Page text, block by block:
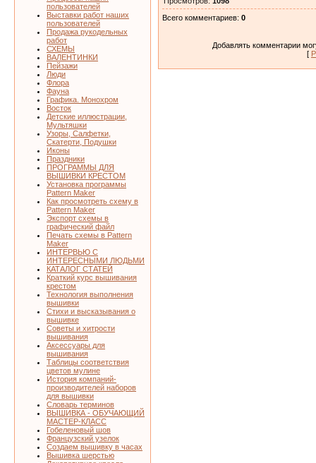
пользователей
Выставки работ наших
пользователей
Продажа рукодельных
работ
СХЕМЫ
ВАЛЕНТИНКИ
Пейзажи
Люди
Флора
Фауна
Графика. Монохром
Восток
Детские иллюстрации,
Мультяшки
Узоры, Салфетки,
Скатерти, Подушки
Иконы
Праздники
ПРОГРАММЫ ДЛЯ
ВЫШИВКИ КРЕСТОМ
Установка программы
Pattern Maker
Как просмотреть схему в
Pattern Maker
Экспорт схемы в
графический файл
Печать схемы в Pattern
Maker
ИНТЕРВЬЮ С
ИНТЕРЕСНЫМИ ЛЮДЬМИ
КАТАЛОГ СТАТЕЙ
Краткий курс вышивания
крестом
Технология выполнения
вышивки
Стихи и высказывания о
вышивке
Советы и хитрости
вышивания
Аксессуары для
вышивания
Таблицы соответствия
цветов мулине
История компаний-
производителей наборов
для вышивки
Словарь терминов
ВЫШИВКА - ОБУЧАЮЩИЙ
МАСТЕР-КЛАСС
Гобеленовый шов
Французский узелок
Создаем вышивку в часах
Вышивка шерстью
Всего комментариев: 0
Добавлять комментарии
[